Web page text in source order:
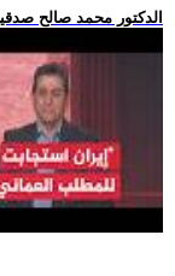
.. الدكتور محمد صالح